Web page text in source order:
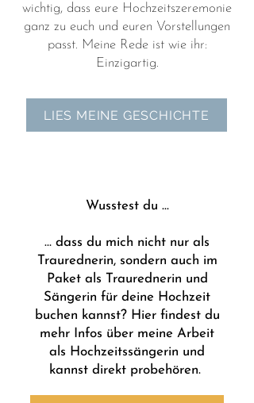
wichtig, dass eure Hochzeitszeremonie
ganz zu euch und euren Vorstellungen
passt. Meine Rede ist wie ihr:
Einzigartig.
LIES MEINE GESCHICHTE
Wusstest du ...
… dass du mich nicht nur als
Traurednerin, sondern auch im
Paket als Traurednerin und
Sängerin für deine Hochzeit
buchen kannst? Hier findest du
mehr Infos über meine Arbeit
als Hochzeitssängerin und
kannst direkt probehören.